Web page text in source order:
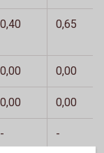
0,40 0,65
0,00 0,00
0,00 0,00
- -